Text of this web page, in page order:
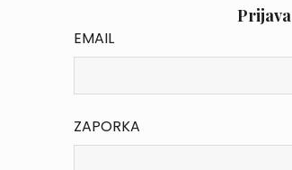
Prijava
EMAIL
ZAPORKA